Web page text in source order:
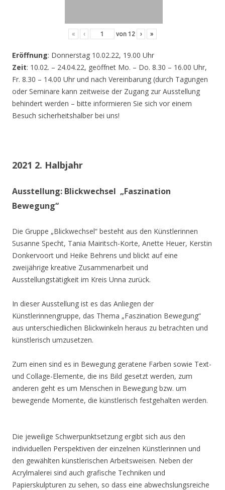
« ‹ von 12 › »
Eröffnung: Donnerstag 10.02.22, 19.00 Uhr
Zeit: 10.02. – 24.04.22, geöffnet Mo. – Do. 8.30 – 16.00 Uhr,
Fr. 8.30 – 14.00 Uhr und nach Vereinbarung (durch Tagungen
oder Seminare kann zeitweise der Zugang zur Ausstellung
behindert werden – bitte informieren Sie sich vor einem
Besuch sicherheitshalber bei uns!
2021 2. Halbjahr
Ausstellung: Blickwechsel „Faszination
Bewegung“
Die Gruppe „Blickwechsel“ besteht aus den Künstlerinnen
Susanne Specht, Tania Mairitsch-Korte, Anette Heuer, Kerstin
Donkervoort und Heike Behrens und blickt auf eine
zweijährige kreative Zusammenarbeit und
Ausstellungstätigkeit im Kreis Unna zurück.
In dieser Ausstellung ist es das Anliegen der
Künstlerinnengruppe, das Thema „Faszination Bewegung“
aus unterschiedlichen Blickwinkeln heraus zu betrachten und
künstlerisch umzusetzen.
Zum einen sind es in Bewegung geratene Farben sowie Text-
und Collage-Elemente, die ins Bild gesetzt werden, zum
anderen geht es um Menschen in Bewegung bzw. um
bewegende Momente, die künstlerisch festgehalten werden.
Die jeweilige Schwerpunktsetzung ergibt sich aus den
individuellen Perspektiven der einzelnen Künstlerinnen und
den gewählten künstlerischen Arbeitsweisen. Neben der
Acrylmalerei sind auch grafische Techniken und
Papierskulpturen zu sehen, so dass eine abwechslungsreiche